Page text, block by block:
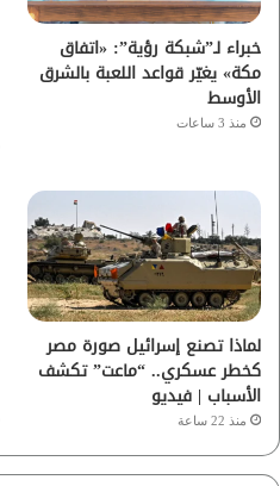
خبراء لـ”شبكة رؤية”: «اتفاق
مكة» يغيّر قواعد اللعبة بالشرق
الأوسط
منذ 3 ساعات
لماذا تصنع إسرائيل صورة مصر
كخطر عسكري.. “ماعت” تكشف
الأسباب | فيديو
منذ 22 ساعة